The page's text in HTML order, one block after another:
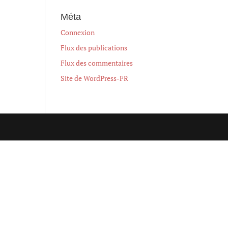
Méta
Connexion
Flux des publications
Flux des commentaires
Site de WordPress-FR